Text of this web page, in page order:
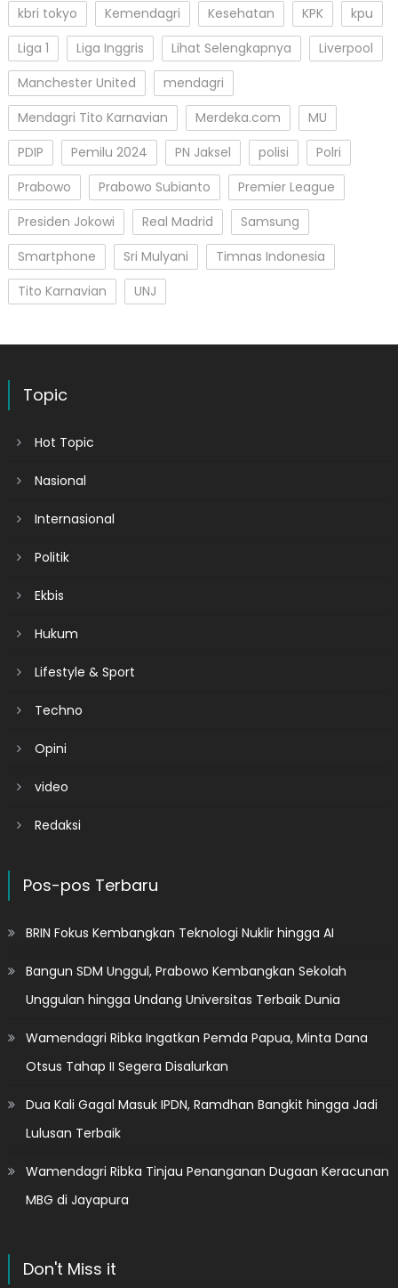
kbri tokyo
Kemendagri Kesehatan KPK
kpu
Liga 1
Liga Inggris Lihat Selengkapnya
Liverpool
Manchester United
mendagri
Mendagri Tito Karnavian
Merdeka.com
MU
PDIP
Pemilu 2024 PN Jaksel polisi
Polri
Prabowo
Prabowo Subianto
Premier League
Presiden Jokowi
Real Madrid
Samsung
Smartphone
Sri Mulyani
Timnas Indonesia
Tito Karnavian
UNJ
Topic
Hot Topic
Nasional
Internasional
Politik
Ekbis
Hukum
Lifestyle & Sport
Techno
Opini
video
Redaksi
Pos-pos Terbaru
BRIN Fokus Kembangkan Teknologi Nuklir hingga AI
Bangun SDM Unggul, Prabowo Kembangkan Sekolah
Unggulan hingga Undang Universitas Terbaik Dunia
Wamendagri Ribka Ingatkan Pemda Papua, Minta Dana
Otsus Tahap II Segera Disalurkan
Dua Kali Gagal Masuk IPDN, Ramdhan Bangkit hingga Jadi
Lulusan Terbaik
Wamendagri Ribka Tinjau Penanganan Dugaan Keracunan
MBG di Jayapura
Don't Miss it